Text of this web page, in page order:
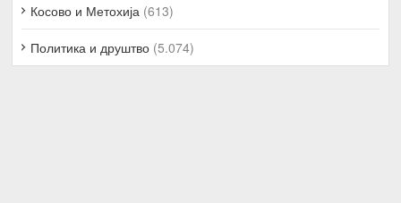
Косово и Метохија (613)
Политика и друштво (5.074)